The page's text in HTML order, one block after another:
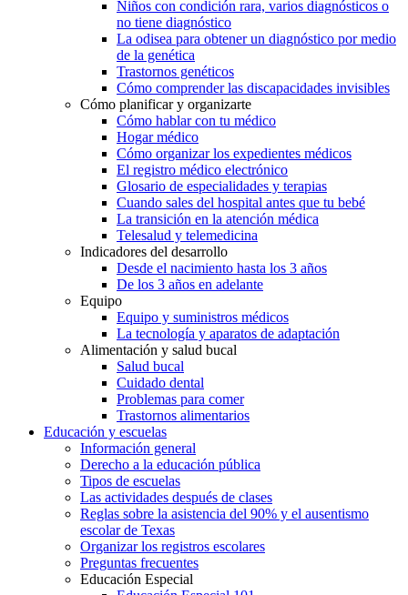
Niños con condición rara, varios diagnósticos o
no tiene diagnóstico
La odisea para obtener un diagnóstico por medio
de la genética
Trastornos genéticos
Cómo comprender las discapacidades invisibles
Cómo planificar y organizarte
Cómo hablar con tu médico
Hogar médico
Cómo organizar los expedientes médicos
El registro médico electrónico
Glosario de especialidades y terapias
Cuando sales del hospital antes que tu bebé
La transición en la atención médica
Telesalud y telemedicina
Indicadores del desarrollo
Desde el nacimiento hasta los 3 años
De los 3 años en adelante
Equipo
Equipo y suministros médicos
La tecnología y aparatos de adaptación
Alimentación y salud bucal
Salud bucal
Cuidado dental
Problemas para comer
Trastornos alimentarios
Educación y escuelas
Información general
Derecho a la educación pública
Tipos de escuelas
Las actividades después de clases
Reglas sobre la asistencia del 90% y el ausentismo
escolar de Texas
Organizar los registros escolares
Preguntas frecuentes
Educación Especial